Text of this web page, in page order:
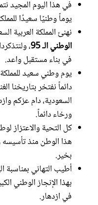
في هذا اليوم المجيد
يوماً وطنيًا سعيدًا
نهنئ المملكة العربية
الوطني الـ 95
،
في بناء مستقبل واعد.
يوم وطني سعيد للمملكة
دائماً نفتخر بتاريخنا
السعودية، دام عزكم
ورخاء دائماً.
كل التحية والاعتزاز
هذا الوطن منذ
بخير.
بهذا الإنجاز الوطني
في ازدهار.